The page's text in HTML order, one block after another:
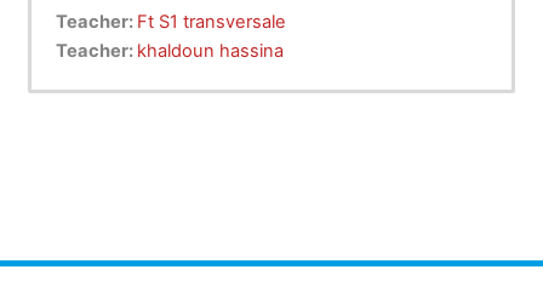
Programme
1.EPITHELIUM DE REVETEMENT
2.EPITHELIUM GLANDULAIRE
3.TISSUS CONJONCTIFS
Teacher: Ft S1 transversale
Teacher: khaldoun hassina